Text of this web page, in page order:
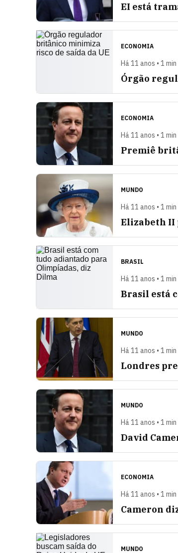
EI está
ECONOMIA
Há 11 anos • 1
Órgão
ECONOMIA
Há 11 anos • 1
Premiê
MUNDO
Há 11 anos • 1
Elizabeth II
BRASIL
Há 11 anos • 1
Brasil está
MUNDO
Há 11 anos • 1
Londres
MUNDO
Há 11 anos • 1
David
ECONOMIA
Há 11 anos • 1
Cameron
MUNDO